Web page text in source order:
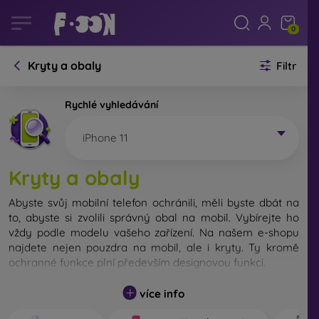
0
Kryty a obaly Filtr
Rychlé vyhledávání
iPhone 11
Kryty a obaly
Abyste svůj mobilní telefon ochránili, měli byste dbát na
to, abyste si zvolili správný obal na mobil. Vybírejte ho
vždy podle modelu vašeho zařízení. Na našem e-shopu
najdete nejen pouzdra na mobil, ale i kryty. Ty kromě
ochranné funkce plní především designovou funkci.
Kryt na mobil můžeme také nazvat zadní kryt. Je určen
na ochranu zadní části telefonu. Jednotlivé kryty na mobil
více info